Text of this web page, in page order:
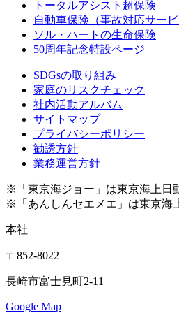
トータルアシスト超保険
自動車保険（事故対応サービ
ソル・ハートの生命保険
50周年記念特設ページ
SDGsの取り組み
家庭のリスクチェック
社内活動アルバム
サイトマップ
プライバシーポリシー
勧誘方針
業務運営方針
※「東京海ジョー」は東京海上日
※「あんしんセエメエ」は東京海
本社
〒852-8022
長崎市富士見町2-11
Google Map